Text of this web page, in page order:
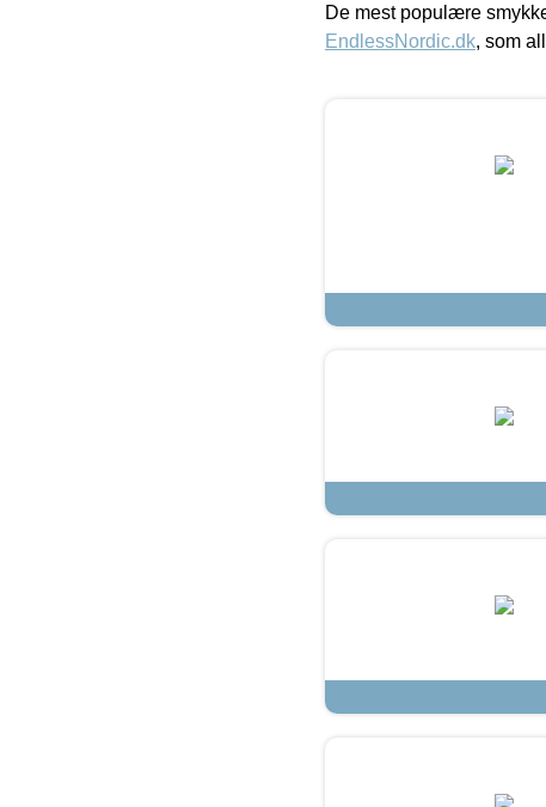
De mest populære
EndlessNordic.dk, som